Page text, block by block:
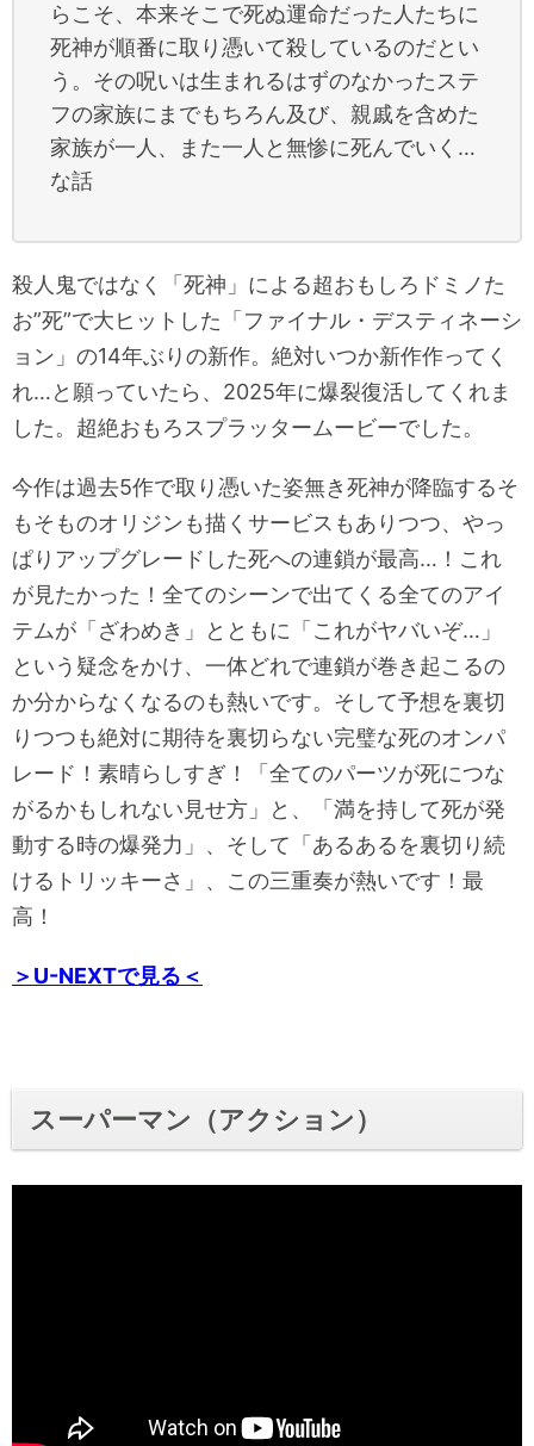
らこそ、本来そこで死ぬ運命だった人たちに
死神が順番に取り憑いて殺しているのだとい
う。その呪いは生まれるはずのなかったステ
フの家族にまでもちろん及び、親戚を含めた
家族が一人、また一人と無惨に死んでいく…
な話
殺人鬼ではなく「死神」による超おもしろドミノた
お”死”で大ヒットした「ファイナル・デスティネーシ
ョン」の14年ぶりの新作。絶対いつか新作作ってく
れ…と願っていたら、2025年に爆裂復活してくれま
した。超絶おもろスプラッタームービーでした。
今作は過去5作で取り憑いた姿無き死神が降臨するそ
もそものオリジンも描くサービスもありつつ、やっ
ぱりアップグレードした死への連鎖が最高…！これ
が見たかった！全てのシーンで出てくる全てのアイ
テムが「ざわめき」とともに「これがヤバいぞ…」
という疑念をかけ、一体どれで連鎖が巻き起こるの
か分からなくなるのも熱いです。そして予想を裏切
りつつも絶対に期待を裏切らない完璧な死のオンパ
レード！素晴らしすぎ！「全てのパーツが死につな
がるかもしれない見せ方」と、「満を持して死が発
動する時の爆発力」、そして「あるあるを裏切り続
けるトリッキーさ」、この三重奏が熱いです！最
高！
＞U-NEXTで見る＜
スーパーマン（アクション）